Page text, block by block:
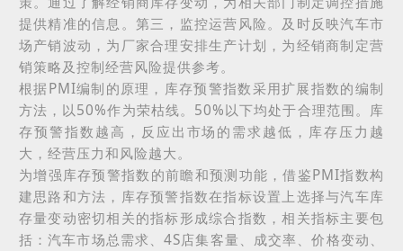
提供精准的信息。第三，监控运营风险。及时反映汽车市
场产销波动，为厂家合理安排生产计划，为经销商制定营
销策略及控制经营风险提供参考。
根据PMI编制的原理，库存预警指数采用扩展指数的编制
方法，以50%作为荣枯线。 50%以下均处于合理范围。库
存预警指数越高，反应出市场的需求越低，库存压力越
大，经营压力和风险越大。
为增强库存预警指数的前瞻和预测功能，借鉴PMI指数构
建思路和方法，库存预警指数在指标设置上选择与汽车库
存量变动密切相关的指标形成综合指数，相关指标主要包
括：汽车市场总需求、4S店集客量、成交率、价格变动、